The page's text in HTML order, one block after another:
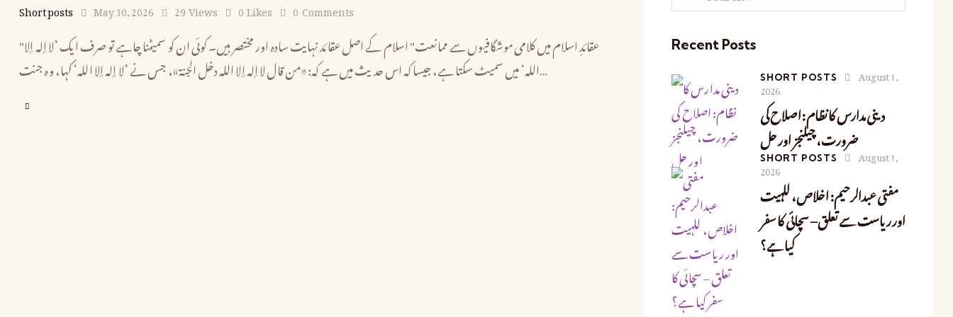
Short posts May 30, 2026 29Views 0Likes 0 Comments
"عقائدِ اسلام میں کلامی موشگافیوں سے ممانعت" اسلام کے اصل عقائد نہایت سادہ اور مختصر ہیں۔ کوئی ان کو سمیٹنا چاہے تو صرف ایک ’لا إله إلا
الله‘ میں سمیٹ سکتا ہے، جیسا کہ اس حدیث میں ہے کہ: «من قال لا إله إلا الله دخل الجنة»، جس نے ’لا إله إلا الله‘ کہا، وہ جنت…
for:
Recent Posts
SHORT POSTS August 1,
2026
دینی مدارس کا نظام: اصلاح کی
ضرورت، چیلنجز اور حل
SHORT POSTS August 1,
2026
مفتی عبدالرحیم: اخلاص، للہیت
اور ریاست سے تعلق – سچائی کا سفر
کیا ہے؟